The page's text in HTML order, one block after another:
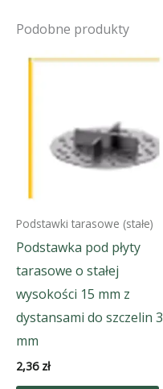
Podobne produkty
Podstawki tarasowe (stałe)
Podstawka pod płyty
tarasowe o stałej
wysokości 15 mm z
dystansami do szczelin 3
mm
2,36 zł